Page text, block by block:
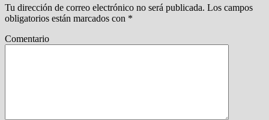
Tu dirección de correo electrónico no será publicada. Los campos
obligatorios están marcados con *
Comentario